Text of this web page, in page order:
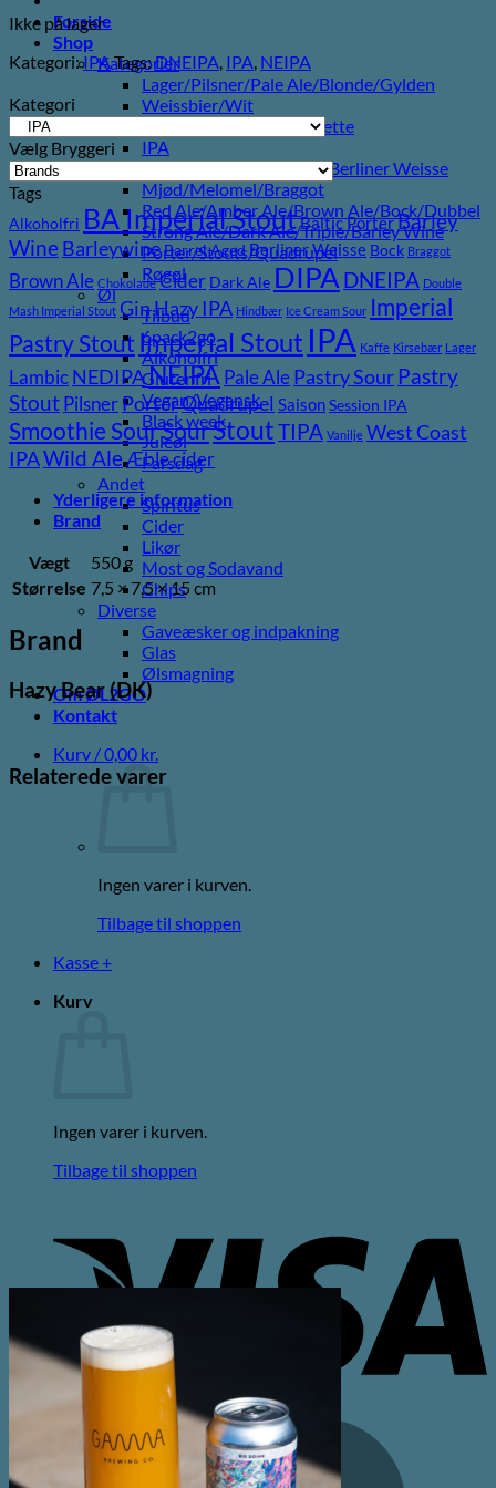
Forside
Shop
Kategorier
Lager/Pilsner/Pale Ale/Blonde/Gylden
Weissbier/Wit
Saison/Farmhouse/Grisette
IPA
Syrligt/Vildtgæret/Sour/Berliner Weisse
Mjød/Melomel/Braggot
Red Ale/Amber Ale/Brown Ale/Bock/Dubbel
Strong Ale/Dark Ale/Triple/Barley Wine
Porter/Stouts/Quadrupel
Røgøl
Øl
Tilbud
6pack2go
Alkoholfri
Glutenfri
Vegan/Vegansk
Black week
Juleøl
Farsdag
Andet
Spiritus
Cider
Likør
Most og Sodavand
Chips
Diverse
Gaveæsker og indpakning
Glas
Ølsmagning
Om ØL2GO
Kontakt
Kurv /0,00 kr.
Ingen varer i kurven.
Tilbage til shoppen
Kasse +
Kurv
Ingen varer i kurven.
Tilbage til shoppen
Ikke på lager
Kategori:IPATags:DNEIPA, IPA, NEIPA
Kategori
Vælg Bryggeri
Tags
Alkoholfri BA Imperial StoutBaltic PorterBarley
Wine BarleywineBarrel Aged Berliner Weisse Bock Braggot
Brown Ale Chokolade Cider Dark Ale DIPA DNEIPA Double
Mash Imperial Stout GinHazy IPA Hindbær Ice Cream Sour Imperial
Pastry Stout Imperial Stout IPA Kaffe Kirsebær Lager
Lambic NEDIPANEIPA Pale Ale Pastry Sour Pastry
Stout Pilsner PorterQuadrupel SaisonSession IPA
Smoothie SourSourStoutTIPA Vanilje West Coast
IPAWild Ale Æble cider
Yderligere information
Brand
Vægt
550 g
Størrelse 7,5 × 7,5 × 15 cm
Brand
Hazy Bear (DK)
Relaterede varer